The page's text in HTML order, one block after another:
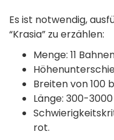
Es ist notwendig,
“Krasia” zu erzählen:
Menge: 11
Breiten von 100
Länge: 300-
rot.